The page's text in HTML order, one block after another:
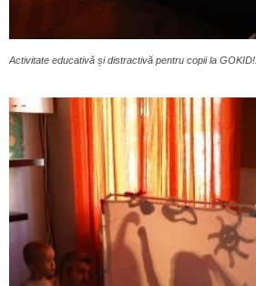
Activitate educativă și distractivă pentru copii la GOKID!.